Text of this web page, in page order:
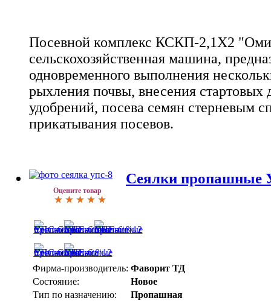
Посевной комплекс КСКП-2,1Х2
сельскохозяйственная машина,
одновременного выполнения
рыхления почвы, внесения стартовых
удобрений, посева семян стерневым
прикатывания посевов.
Оцените товар
Сеялки пропашные
Фирма-производитель: Фаворит ТД
Состояние:
Новое
Тип по назначению:
Пропашная